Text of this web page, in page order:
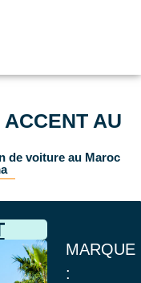
AU
de voiture au Maroc
MARQUE
: